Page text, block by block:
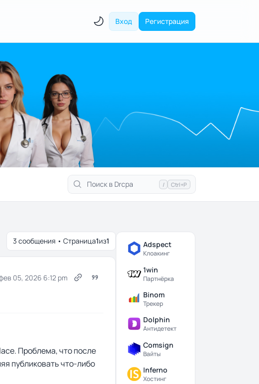
Вход Регистрация
/ Ctrl+P
3 сообщения • Страница1из1
05, 2026 6:12 pm
Проблема, что после
публиковать что-либо
Adspect
Клоакинг
1win
Партнёрка
Binom
Трекер
Dolphin
Антидетект
Comsign
Вайты
Inferno
Хостинг